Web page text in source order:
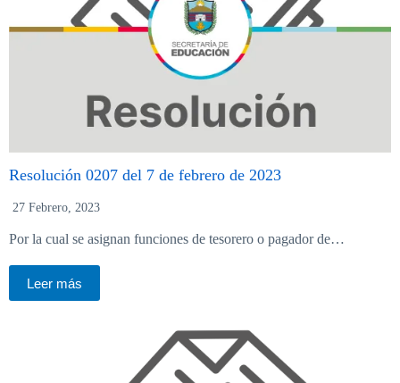
Resolución 0207 del 7 de febrero de 2023
27 Febrero, 2023
Por la cual se asignan funciones de tesorero o pagador de…
Leer más